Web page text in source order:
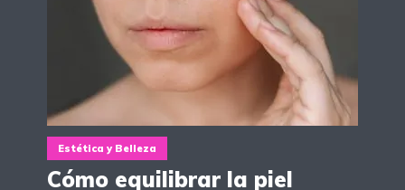
Estética y Belleza
Cómo equilibrar la piel